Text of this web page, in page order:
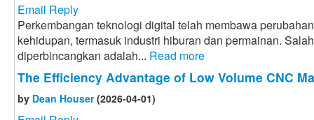
Email Reply
Perkembangan teknologi digital telah membawa
kehidupan, termasuk industri hiburan dan permainan.
diperbincangkan adalah... Read more
The Efficiency Advantage of Low Volume CNC
by Dean Houser(2026-04-01)